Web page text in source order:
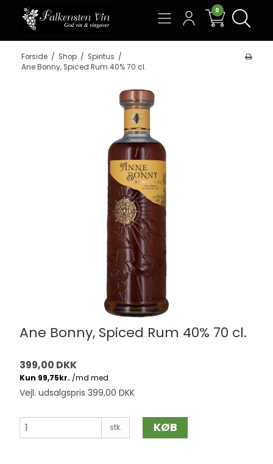
0
Forside / Shop / Spiritus /
Ane Bonny, Spiced Rum 40% 70 cl.
Ane Bonny, Spiced Rum 40% 70 cl.
399,00 DKK
Vejl. udsalgspris 399,00 DKK
stk. KØB